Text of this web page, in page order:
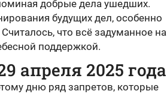
добрые дела ушедших.
будущих дел, особенно
что всё задуманное на
поддержкой.
апреля 2025 года
дню ряд запретов, которые